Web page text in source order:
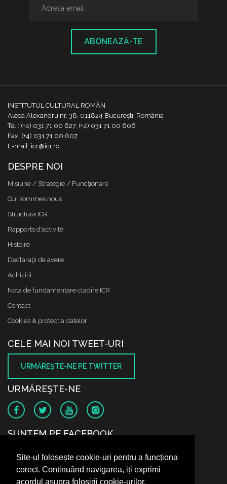
Site-ul folosește cookie-uri pentru a funcționa
corect. Continuând navigarea, iți exprimi
acordul asupra folosirii cookie-urilor.
ABONEAZĂ-TE
INSTITUTUL CULTURAL ROMÂN
Aleea Alexandru nr. 38, 011824 București, România
Tel.: (+4) 031 71 00 627, (+4) 031 71 00 606
Fax: (+4) 031 71 00 607
E-mail: icr@icr.ro
DESPRE NOI
Misiune / Strategie / Funcţionare
Qui sommes nous
Structura ICR
Rapports d'activité
Histoire
Declaraţii de avere
Achizitii
Nota de fundamentare cladire ICR
Contact
Cookies & protectia datelor
CELE MAI NOI TWEET-URI
URMĂREŞTE-NE PE TWITTER
URMĂREŞTE-NE
SUNTEM PE FACEBOOK